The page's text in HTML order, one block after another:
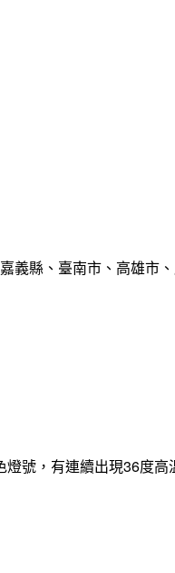
縣、臺南市、高雄市
號，有連續出現36度